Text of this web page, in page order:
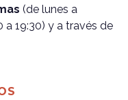
(de lunes a
a 19:30) y a través de